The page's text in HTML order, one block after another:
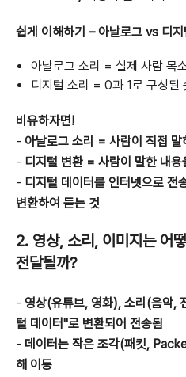
쉽게 이해하기 – 아날로그 vs 디지
아날로그 소리 = 실제 사람 목
디지털 소리 = 0과 1로 구성된
비유하자면!
- 아날로그 소리 = 사람이 직접 말
- 디지털 변환 = 사람이 말한 내
- 디지털 데이터를 인터넷으로
변환하여 듣는 것
2. 영상, 소리, 이미지는 어
전달될까?
- 영상(유튜브, 영화), 소리(음악,
털 데이터"로 변환되어 전송됨
- 데이터는 작은 조각(패킷,
해 이동